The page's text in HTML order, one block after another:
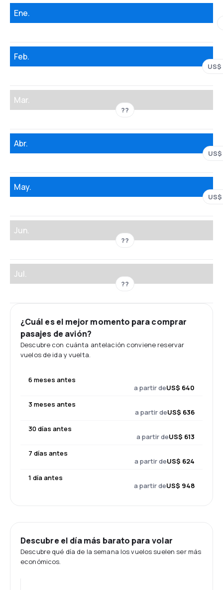
Ene.
Feb.
Mar.
??
Abr.
May.
Jun.
??
Jul.
??
¿Cuál es el mejor momento para comprar
pasajes de avión?
Descubre con cuánta antelación conviene reservar
vuelos de ida y vuelta.
6 meses antes
a partir deUS$ 640
3 meses antes
a partir deUS$ 636
30 días antes
a partir deUS$ 613
7 días antes
a partir deUS$ 624
1 día antes
a partir deUS$ 948
Descubre el día más barato para volar
Descubre qué día de la semana los vuelos suelen ser más
económicos.